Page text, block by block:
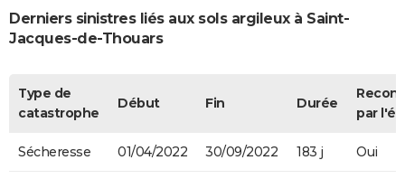
Derniers sinistres liés aux sols argileux à Saint-
Jacques-de-Thouars
Type de
catastrophe
Début Fin Durée
par
Sécheresse 01/04/2022 30/09/2022 183 j Oui